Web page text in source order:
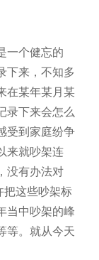
一个健忘的
下来，不知多
在某年某月某
录下来会怎么
受到家庭纷争
来就吵架连
没有办法对
把这些吵架标
当中吵架的峰
等。就从今天